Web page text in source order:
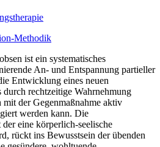
Methodik
ist ein systematisches
An- und Entspannung partieller
Entwicklung eines neuen
durch rechtzeitige Wahrnehmung
mit der Gegenmaßnahme aktiv
werden kann. Die
eine körperlich-seelische
rückt ins Bewusstsein der übenden